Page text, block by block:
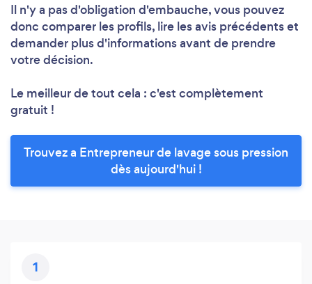
Il n'y a pas d'obligation d'embauche, vous pouvez
donc comparer les profils, lire les avis précédents et
demander plus d'informations avant de prendre
votre décision.
Le meilleur de tout cela : c'est complètement
gratuit !
Trouvez a Entrepreneur de lavage sous pression
dès aujourd'hui !
1